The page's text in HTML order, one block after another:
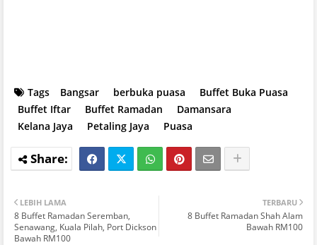
Tags Bangsar berbuka puasa
Buffet Buka Puasa
Buffet Iftar
Buffet Ramadan
Damansara
Kelana Jaya
Petaling Jaya Puasa
TERBARU
8 Buffet Ramadan Shah Alam
Bawah RM100
LEBIH LAMA
8 Buffet Ramadan Seremban,
Senawang, Kuala Pilah, Port Dickson
Bawah RM100